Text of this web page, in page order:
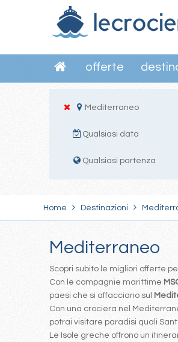
offerte
Mediterraneo
Qualsiasi data
Qualsiasi partenza
Home Destinazioni
Mediterraneo
Scopri subito le migliori offerte
Con le compagnie marittime
paesi che si affacciano sul
Con una crociera nel
potrai visitare paradisi quali
Le Isole greche offrono un